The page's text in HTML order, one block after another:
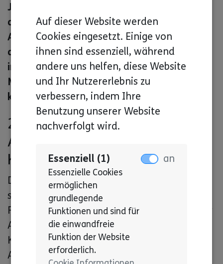
Justiz entwickelt werden, damit Gerichte
auch außerhalb des unmittelbaren
Anwendungsbereichs der Verordnung
angemessene kommunikative Anpassungen
im Sinne eines fairen Verfahrens für
Menschen mit Behinderung vornehmen
können.
2. § 2 GKHV: Umfang des
Anspruchs auf
Kommunikationshilfen
Die Konkretisierung des Anspruchsumfangs
schafft Rechtssicherheit und wird von den
Fachverbänden begrüßt. Ein klar formulierter
Anspruch kann dazu beitragen, dass
Kommunikationshilfen nicht mehr als
Ausnahme, sondern als regulärer Bestandteil
Auf dieser Website werden
Cookies eingesetzt. Einige von
ihnen sind essenziell, während
andere uns helfen, diese Website
und Ihr Nutzererlebnis zu
verbessern, indem Ihre
Benutzung unserer Website
nachverfolgt wird.
Essenziell (1)
Essenzielle Cookies
ermöglichen
grundlegende
Funktionen und sind für
die einwandfreie
Funktion der Website
erforderlich.
an